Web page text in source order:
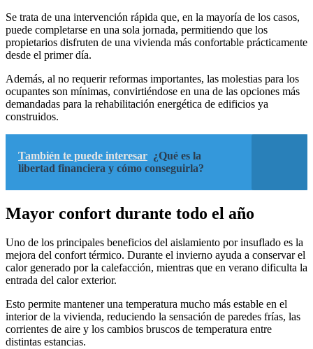
Se trata de una intervención rápida que, en la mayoría de los casos,
puede completarse en una sola jornada, permitiendo que los
propietarios disfruten de una vivienda más confortable prácticamente
desde el primer día.
Además, al no requerir reformas importantes, las molestias para los
ocupantes son mínimas, convirtiéndose en una de las opciones más
demandadas para la rehabilitación energética de edificios ya
construidos.
También te puede interesar ¿Qué es la
libertad financiera y cómo conseguirla?
Mayor confort durante todo el año
Uno de los principales beneficios del aislamiento por insuflado es la
mejora del confort térmico. Durante el invierno ayuda a conservar el
calor generado por la calefacción, mientras que en verano dificulta la
entrada del calor exterior.
Esto permite mantener una temperatura mucho más estable en el
interior de la vivienda, reduciendo la sensación de paredes frías, las
corrientes de aire y los cambios bruscos de temperatura entre
distintas estancias.